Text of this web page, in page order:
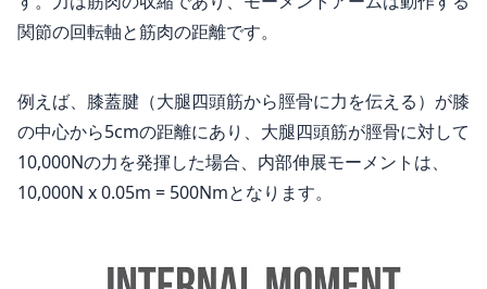
関節の回転軸と筋肉の距離です。
例えば、膝蓋腱（大腿四頭筋から脛骨に力を伝える）が膝
の中心から5cmの距離にあり、大腿四頭筋が脛骨に対して
10,000Nの力を発揮した場合、内部伸展モーメントは、
10,000N x 0.05m = 500Nmとなります。